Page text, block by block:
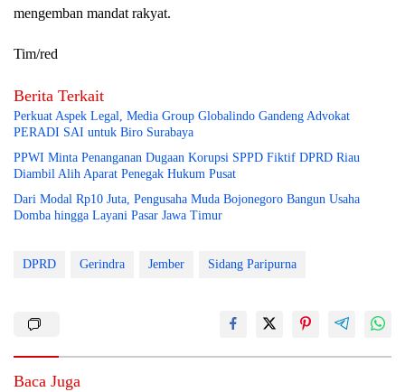
mengemban mandat rakyat.
Tim/red
Berita Terkait
Perkuat Aspek Legal, Media Group Globalindo Gandeng Advokat
PERADI SAI untuk Biro Surabaya
PPWI Minta Penanganan Dugaan Korupsi SPPD Fiktif DPRD Riau
Diambil Alih Aparat Penegak Hukum Pusat
Dari Modal Rp10 Juta, Pengusaha Muda Bojonegoro Bangun Usaha
Domba hingga Layani Pasar Jawa Timur
DPRD Gerindra Jember Sidang Paripurna
Baca Juga